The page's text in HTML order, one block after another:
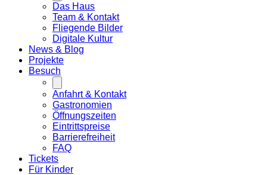
Das Haus
Team & Kontakt
Fliegende Bilder
Digitale Kultur
News & Blog
Projekte
Besuch
Anfahrt & Kontakt
Gastronomien
Öffnungszeiten
Eintrittspreise
Barrierefreiheit
FAQ
Tickets
Für Kinder